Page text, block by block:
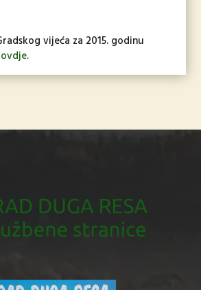
vijeća za 2015. godinu
ovdje.